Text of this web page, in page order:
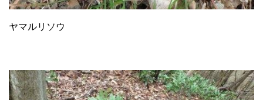
ヤマルリソウ